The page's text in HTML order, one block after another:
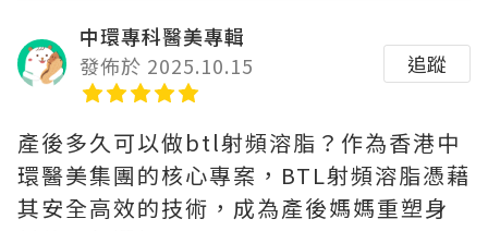
中環專科醫美專輯
發佈於 2025.10.15
追蹤
產後多久可以做btl射頻溶脂？作為香港中
環醫美集團的核心專案，BTL射頻溶脂憑藉
其安全高效的技術，成為產後媽媽重塑身